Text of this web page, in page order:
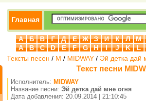
Главная
А Б В Г Д Е Ж З И К Л М
A
B C D E F G H I J K L
Тексты песен / M / MIDWAY / Эй детка дай
Текст песни
Исполнитель: MIDWAY
Название песни: Эй детка дай мне огня
Дата добавления: 20.09.2014 | 21:10:45